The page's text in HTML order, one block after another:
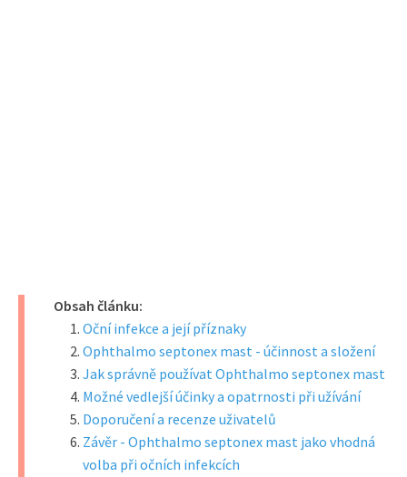
Obsah článku:
Oční infekce a její příznaky
Ophthalmo septonex mast - účinnost a složení
Jak správně používat Ophthalmo septonex mast
Možné vedlejší účinky a opatrnosti při užívání
Doporučení a recenze uživatelů
Závěr - Ophthalmo septonex mast jako vhodná
volba při očních infekcích